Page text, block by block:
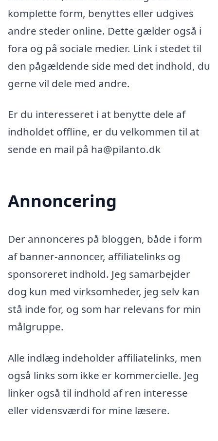
komplette form, benyttes eller udgives
andre steder online. Dette gælder også i
fora og på sociale medier. Link i stedet til
den pågældende side med det indhold, du
gerne vil dele med andre.
Er du interesseret i at benytte dele af
indholdet offline, er du velkommen til at
sende en mail på ha@pilanto.dk
Annoncering
Der annonceres på bloggen, både i form
af banner-annoncer, affiliatelinks og
sponsoreret indhold. Jeg samarbejder
dog kun med virksomheder, jeg selv kan
stå inde for, og som har relevans for min
målgruppe.
Alle indlæg indeholder affiliatelinks, men
også links som ikke er kommercielle. Jeg
linker også til indhold af ren interesse
eller vidensværdi for mine læsere.